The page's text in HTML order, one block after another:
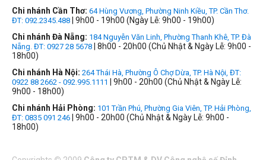
Chi nhánh Cần Thơ: 64 Hùng Vương, Phường Ninh Kiều, TP. Cần Thơ.
ĐT: 092.2345.488 | 9h00 - 19h00 (Ngày Lễ: 9h00 - 19h00)
Chi nhánh Đà Nẵng: 184 Nguyễn Văn Linh, Phường Thanh Khê, TP. Đà
Nẵng. ĐT: 0927 28 5678 | 8h00 - 20h00 (Chủ Nhật & Ngày Lễ: 9h00 -
18h00)
Chi nhánh Hà Nội: 264 Thái Hà, Phường Ô Chợ Dừa, TP. Hà Nội, ĐT:
0922 88 2662 - 092.995.1111
| 9h00 - 20h00 (Chủ Nhật & Ngày Lễ:
9h00 - 18h00)
Chi nhánh Hải Phòng: 101 Trần Phú, Phường Gia Viên, TP. Hải Phòng,
ĐT: 0835 091 246 | 9h00 - 20h00 (Chủ Nhật & Ngày Lễ: 9h00 -
18h00)